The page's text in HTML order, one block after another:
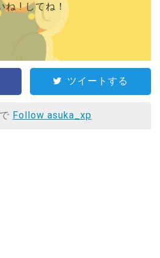
ね ! してね！
ツイートする
Follow asuka_xp